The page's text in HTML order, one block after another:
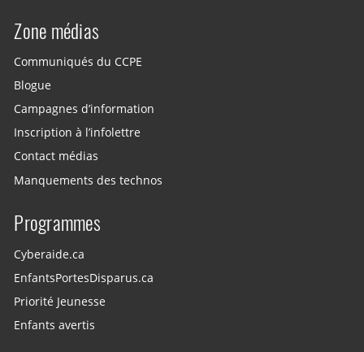
Zone médias
Communiqués du CCPE
Blogue
Campagnes d’information
Inscription à l’infolettre
Contact médias
Manquements des technos
Programmes
Cyberaide.ca
EnfantsPortesDisparus.ca
Priorité Jeunesse
Enfants avertis